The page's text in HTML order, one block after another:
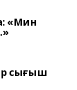
«Мин
сығыш